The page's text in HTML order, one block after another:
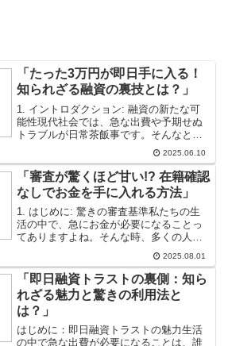
「たった3万円が即日手に入る！
知られざる融資の裏技とは？」
1. イントロダクション: 融資の新たな可
能性現代社会では、急な出費や予期せぬ
トラブルが日常茶飯事です。そんなとき
に頼りになるのが融資です。しかし、借
金に対して「悪」という先入観を持つ方
も多いでしょう。実際には、融資を上手
に活用することで、...
2025.06.10
「審査が驚くほど甘い!? 在籍確認
なしでお金を手に入れる方法」
1. はじめに: 驚きの審査基準私たちの生
活の中で、急にお金が必要になることっ
てありますよね。そんな時、多くの人が
「審査が厳しい」と思い込んでいる借入
れの世界。しかし、実は驚くほど甘い審
査を行っている金融機関も存在するので
す。今日は、そんな...
2025.08.01
「即日融資トラストの裏側：知ら
れざる魅力と驚きの利用法と
は？」
はじめに：即日融資トラストの魅力生活
の中で急な出費が必要になることは、誰